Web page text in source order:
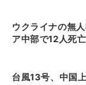
ウクライナの無
ア中部で12人死
台風13号、中国